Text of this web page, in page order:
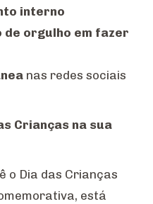
interno
de orgulho em fazer
nas redes sociais
Crianças na sua
o Dia das Crianças
está